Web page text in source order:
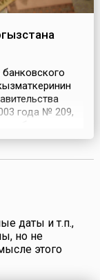
года № 209,
даты и т.п.,
но не
этого